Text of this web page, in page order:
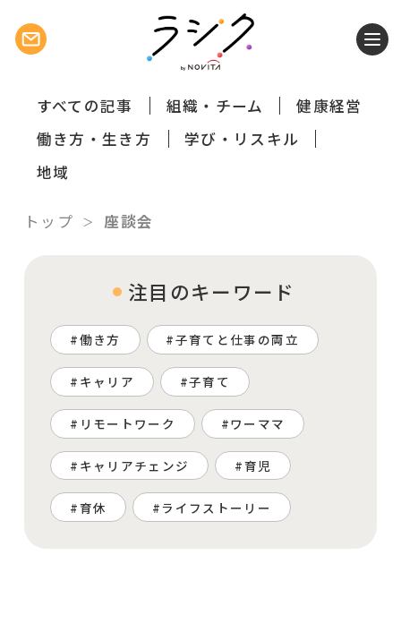
すべての記事 組織・チーム
健康経営
働き方・生き方
学び・リスキル
地域
トップ 座談会
注目のキーワード
働き方 子育てと仕事の両立
キャリア 子育て
リモートワーク ワーママ
キャリアチェンジ 育児
育休 ライフストーリー